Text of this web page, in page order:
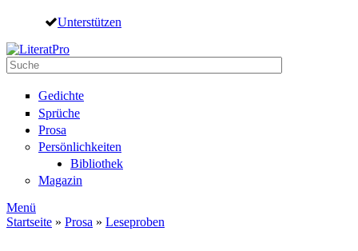
Direkt zum Inhalt
Unterstützen
Suche
Gedichte
Sprüche
Prosa
Persönlichkeiten
Bibliothek
Magazin
Menü
Startseite » Prosa » Leseproben